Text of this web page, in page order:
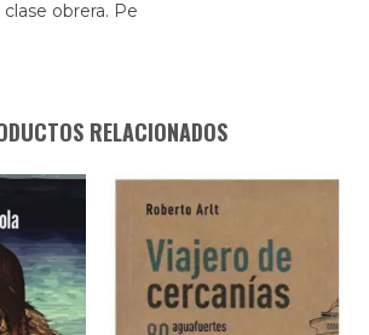
obrera. Pe
RELACIONADOS